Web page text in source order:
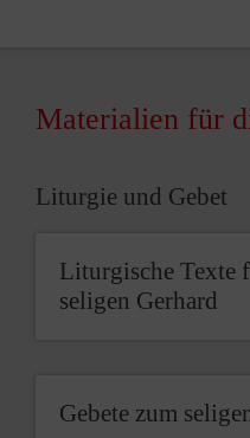
Materialien für
Liturgie und Gebet
Liturgische Texte
seligen Gerhard
Gebete zum